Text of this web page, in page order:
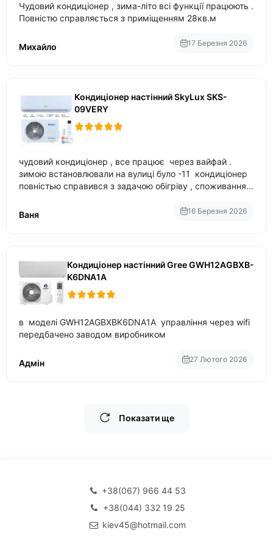
Чудовий кондиціонер , зима-літо всі функції працюють .
Повністю справляється з приміщенням 28кв.м
Михайло 17 Березня 2026
Кондиціонер настінний SkyLux SKS-
09VERY
чудовий кондиціонер , все працює через вайфай .
зимою встановлювали на вулиці було -11 кондиціонер
повністью справився з задачою обігріву , споживання
температури
Ваня 16 Березня 2026
Кондиціонер настінний Gree GWH12AGBXB-
K6DNA1A
в моделі GWH12AGBXBK6DNA1A управління через wifi
передбачено заводом виробником
Адмін 27 Лютого 2026
Показати ще
+38(067) 966 44 53
+38(044) 332 19 25
kiev45@hotmail.com